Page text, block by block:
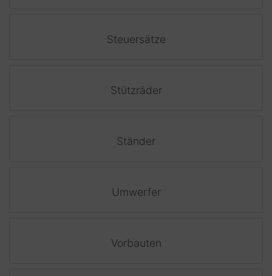
Steuersätze
Stützräder
Ständer
Umwerfer
Vorbauten